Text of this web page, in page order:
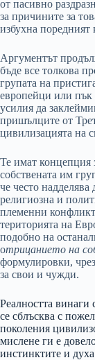
от пасивно
за причините за
избухна поредният
Аргументът
бъде все толкова
групата на
европейци или пък
усилия да
пришълците от
цивилизацията на
Те имат концепция
собствената им
че често
религиозна и
племенни
територията на
подобно на
отрицанието на
формулировки,
за свои и чужди.
Реалността
се сблъсква с
поколения
мислене ги е
инстинктите и